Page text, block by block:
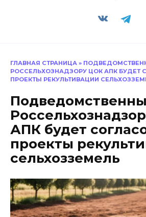
ГЛАВНАЯ СТРАНИЦА »
РОССЕЛЬХОЗНАДЗОРУ ЦОК АПК БУДЕТ
ПРОЕКТЫ РЕКУЛЬТИВАЦИИ
АПК будет
проекты
сельхозземель